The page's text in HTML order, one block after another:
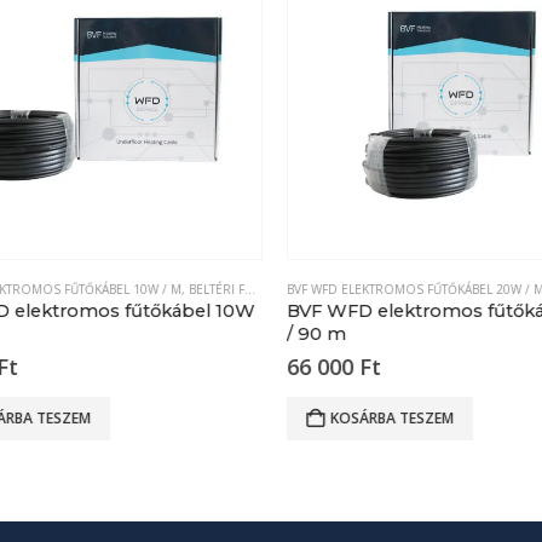
FŰTŐKÁBEL 10W / M, BELTÉRI FŰTŐKÁBEL
elektromos fűtőkábel 10W
Ft
TESZEM
BVF WFD ELEKTROMOS FŰTŐKÁBEL 20W / M
BVF WFD elektromos
/ 90 m
66 000 Ft
KOSÁRBA TESZEM